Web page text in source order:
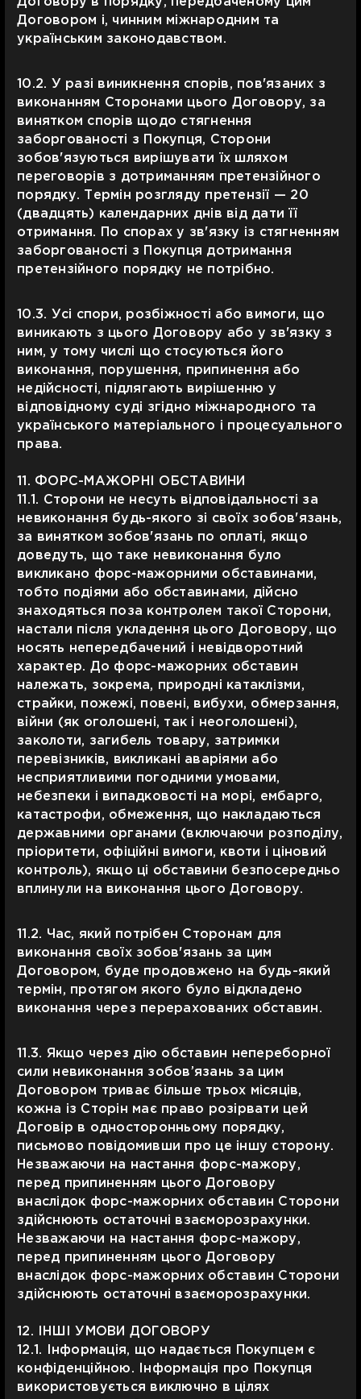
Договором і, чинним міжнародним та
українським законодавством.
10.2. У разі виникнення спорів, пов'язаних з
виконанням Сторонами цього Договору, за
винятком спорів щодо стягнення
заборгованості з Покупця, Сторони
зобов'язуються вирішувати їх шляхом
переговорів з дотриманням претензійного
порядку. Термін розгляду претензії — 20
(двадцять) календарних днів від дати її
отримання. По спорах у зв'язку із стягненням
заборгованості з Покупця дотримання
претензійного порядку не потрібно.
10.3. Усі спори, розбіжності або вимоги, що
виникають з цього Договору або у зв'язку з
ним, у тому числі що стосуються його
виконання, порушення, припинення або
недійсності, підлягають вирішенню у
відповідному суді згідно міжнародного та
українського матеріального і процесуального
права.
11. ФОРС-МАЖОРНІ ОБСТАВИНИ
11.1. Сторони не несуть відповідальності за
невиконання будь-якого зі своїх зобов'язань,
за винятком зобов'язань по оплаті, якщо
доведуть, що таке невиконання було
викликано форс-мажорними обставинами,
тобто подіями або обставинами, дійсно
знаходяться поза контролем такої Сторони,
настали після укладення цього Договору, що
носять непередбачений і невідворотний
характер. До форс-мажорних обставин
належать, зокрема, природні катаклізми,
страйки, пожежі, повені, вибухи, обмерзання,
війни (як оголошені, так і неоголошені),
заколоти, загибель товару, затримки
перевізників, викликані аваріями або
несприятливими погодними умовами,
небезпеки і випадковості на морі, ембарго,
катастрофи, обмеження, що накладаються
державними органами (включаючи розподілу,
пріоритети, офіційні вимоги, квоти і ціновий
контроль), якщо ці обставини безпосередньо
вплинули на виконання цього Договору.
11.2. Час, який потрібен Сторонам для
виконання своїх зобов'язань за цим
Договором, буде продовжено на будь-який
термін, протягом якого було відкладено
виконання через перерахованих обставин.
11.3. Якщо через дію обставин непереборної
сили невиконання зобов’язань за цим
Договором триває більше трьох місяців,
кожна із Сторін має право розірвати цей
Договір в односторонньому порядку,
письмово повідомивши про це іншу сторону.
Незважаючи на настання форс-мажору,
перед припиненням цього Договору
внаслідок форс-мажорних обставин Сторони
здійснюють остаточні взаєморозрахунки.
Незважаючи на настання форс-мажору,
перед припиненням цього Договору
внаслідок форс-мажорних обставин Сторони
здійснюють остаточні взаєморозрахунки.
12. ІНШІ УМОВИ ДОГОВОРУ
12.1. Інформація, що надається Покупцем є
конфіденційною. Інформація про Покупця
використовується виключно в цілях